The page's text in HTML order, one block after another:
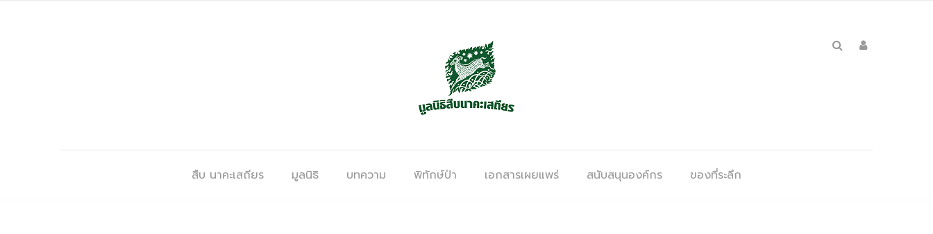
สืบ นาคะเสถียร มูลนิธิ บทความ พิทักษ์ป่า เอกสารเผยแพร่ สนับสนุนองค์กร ของที่ระลึก